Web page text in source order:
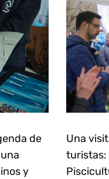
de
y
Una
turistas: